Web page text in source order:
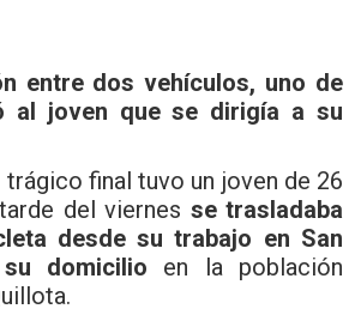
entre dos vehículos, uno de
al joven que se dirigía a su
trágico final tuvo un joven de 26
del viernes se trasladaba
desde su trabajo en San
domicilio en la población